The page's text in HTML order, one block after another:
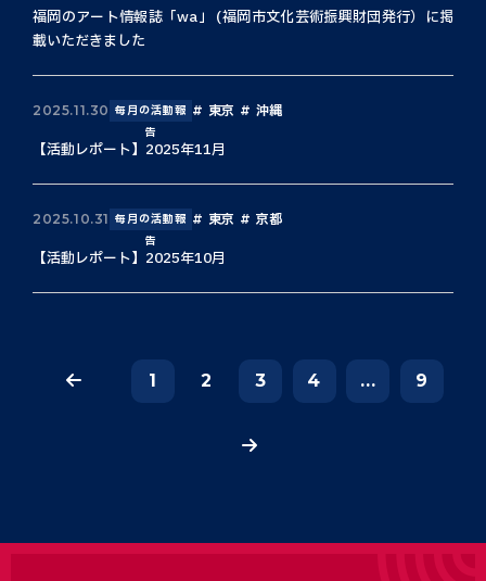
福岡のアート情報誌「wa」 (福岡市文化芸術振興財団発行）に掲
載いただきました
2025.11.30 毎月の活動報
告
東京 沖縄
【活動レポート】2025年11月
2025.10.31 毎月の活動報
告
東京 京都
【活動レポート】2025年10月
1 2 3 4 ... 9